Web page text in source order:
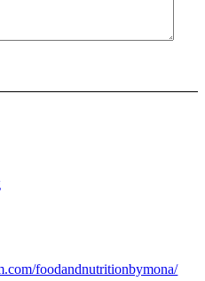
foodandnutritionbymona/